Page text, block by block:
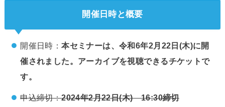
開催日時と概要
開催日時：本セミナーは、令和6年2月22日(木)に開
催されました。アーカイブを視聴できるチケットで
す。
申込締切：2024年2月22日(木) 16:30締切